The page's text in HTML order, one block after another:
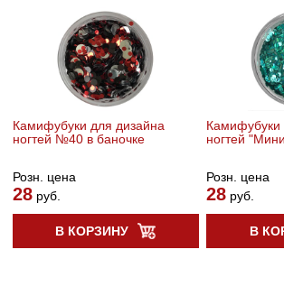
Камифубуки для дизайна
ногтей №40 в баночке
Розн. цена
28руб.
В КОРЗИНУ
Камифубуки
ногтей
Розн. цена
28 руб.
В